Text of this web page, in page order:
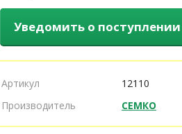
Уведомить о поступлении
Артикул
12110
Производитель
СЕМКО